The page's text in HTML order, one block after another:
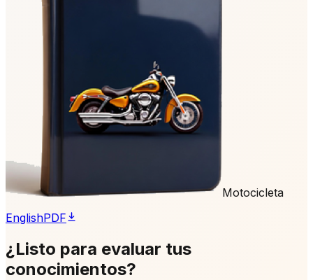
Motocicleta
EnglishPDF
¿Listo para evaluar tus
conocimientos?